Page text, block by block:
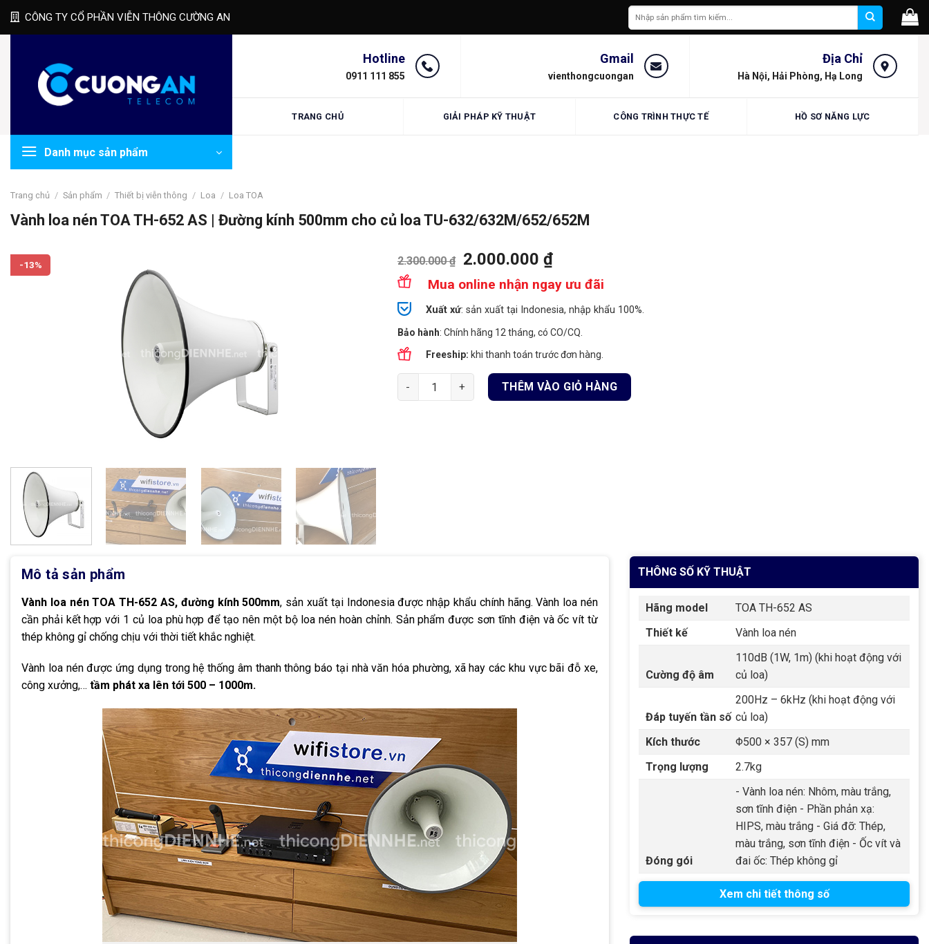
Skip
CÔNG TY CỔ PHẦN VIỄN THÔNG CƯỜNG AN
Tìm
kiếm:
Hotline
0911 111 855
Gmail
vienthongcuongan
Địa Chỉ
Hà Nội, Hải Phòng, Hạ Long
TRANG CHỦ GIẢI PHÁP KỸ THUẬT CÔNG TRÌNH THỰC TẾ HỒ SƠ NĂNG LỰC
Danh mục sản phẩm
Trang chủ / Sản phẩm / Thiết bị viễn thông / Loa / Loa TOA
Vành loa nén TOA TH-652 AS | Đường kính 500mm cho củ loa TU-632/632M/652/652M
-13% 2.300.000₫ 2.000.000₫
Mua online nhận ngay ưu đãi
Xuất xứ: sản xuất tại Indonesia, nhập khẩu 100%.
Bảo hành: Chính hãng 12 tháng, có CO/CQ.
Freeship: khi thanh toán trước đơn hàng.
Vành loa nén TOA TH-652 AS | Đường kính 500mm cho củ loa TU-632/632M/652/652M số lượng
THÊM VÀO GIỎ HÀNG
Mô tả sản phẩm
Vành loa nén TOA TH-652 AS, đường kính 500mm, sản xuất tại Indonesia được nhập khẩu chính hãng. Vành loa nén
cần phải kết hợp với 1 củ loa phù hợp để tạo nên một bộ loa nén hoàn chỉnh. Sản phẩm được sơn tĩnh điện và ốc vít từ
thép không gỉ chống chịu với thời tiết khắc nghiệt.
Vành loa nén được ứng dụng trong hệ thống âm thanh thông báo tại nhà văn hóa phường, xã hay các khu vực bãi đỗ xe,
công xưởng,… tầm phát xa lên tới 500 – 1000m.
THÔNG SỐ KỸ THUẬT
Hãng model
TOA TH-652 AS
Thiết kế
Vành loa nén
Cường độ âm
110dB (1W, 1m) (khi hoạt động với
củ loa)
Đáp tuyến tần số
200Hz – 6kHz (khi hoạt động với
củ loa)
Kích thước
Φ500 × 357 (S) mm
Trọng lượng
2.7kg
Đóng gói
- Vành loa nén: Nhôm, màu trắng,
sơn tĩnh điện - Phần phản xạ:
HIPS, màu trắng - Giá đỡ: Thép,
màu trắng, sơn tĩnh điện - Ốc vít và
đai ốc: Thép không gỉ
Xem chi tiết thông số